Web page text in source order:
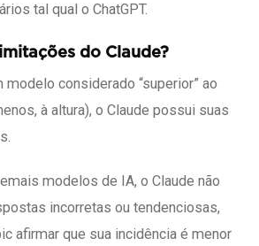
tal qual o ChatGPT.
do Claude?
considerado “superior” ao
à altura), o Claude possui suas
modelos de IA, o Claude não
incorretas ou tendenciosas,
afirmar que sua incidência é menor